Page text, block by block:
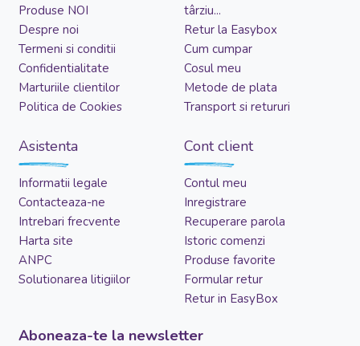
Produse NOI
Despre noi
Termeni si conditii
Confidentialitate
Marturiile clientilor
Politica de Cookies
târziu...
Retur la Easybox
Cum cumpar
Cosul meu
Metode de plata
Transport si retururi
Asistenta
Informatii legale
Contacteaza-ne
Intrebari frecvente
Harta site
ANPC
Solutionarea litigiilor
Cont client
Contul meu
Inregistrare
Recuperare parola
Istoric comenzi
Produse favorite
Formular retur
Retur in EasyBox
Aboneaza-te la newsletter